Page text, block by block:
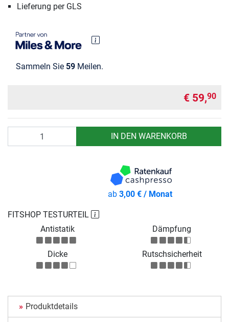
Lieferung per GLS
Sammeln Sie 59 Meilen.
€ 59,90
IN DEN WARENKORB
FITSHOP TESTURTEIL
Antistatik
Dämpfung
Dicke Rutschsicherheit
ab3,00 € / Monat
Produktdetails